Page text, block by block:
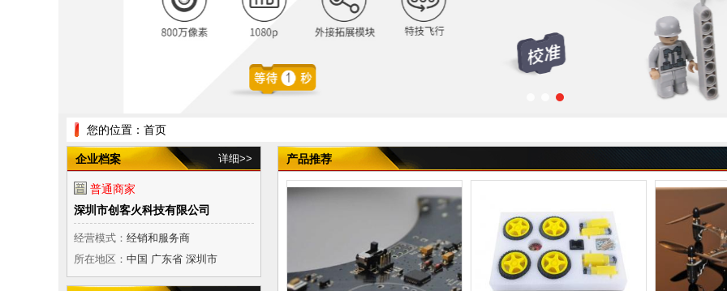
您的位置： 首页
企业档案 详细>>
普通商家
深圳市创客火科技有限公司
经营模式： 经销和服务商
所在地区： 中国 广东省 深圳市
产品推荐